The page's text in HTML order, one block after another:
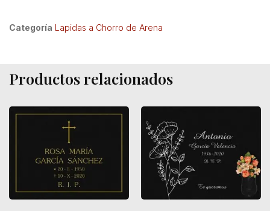
Categoría Lapidas a Chorro de Arena
Productos relacionados